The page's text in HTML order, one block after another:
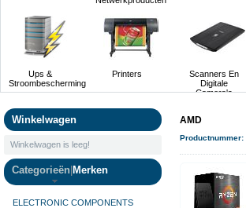
Ups &
Stroombescherming
Printers
Scanners En
Digitale
Camera's
Winkelwagen
Winkelwagen is leeg!
Categorieën Merken
ELECTRONIC COMPONENTS
AMD
Productnummer: